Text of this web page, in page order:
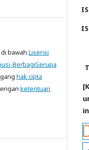
bawah Lisensi
BerbagiSerupa
hak cipta
ketentuan